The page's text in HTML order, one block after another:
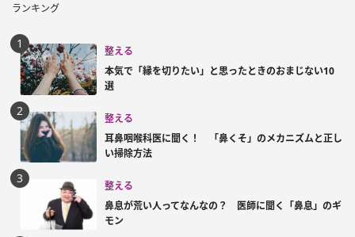
ランキング
整える
本気で「縁を切りたい」と思ったときのおまじない10
選
整える
耳鼻咽喉科医に聞く！ 「鼻くそ」のメカニズムと正し
い掃除方法
整える
鼻息が荒い人ってなんなの？ 医師に聞く「鼻息」のギ
モン